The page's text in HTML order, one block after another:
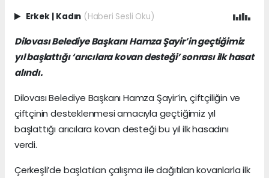
Erkek | Kadın (Haberi Sesli Oku)
Dilovası Belediye Başkanı Hamza Şayir’in geçtiğimiz
yıl başlattığı ‘arıcılara kovan desteği’ sonrası ilk hasat
alındı.
Dilovası Belediye Başkanı Hamza Şayir’in, çiftçiliğin ve
çiftçinin desteklenmesi amacıyla geçtiğimiz yıl
başlattığı arıcılara kovan desteği bu yıl ilk hasadını
verdi.
Çerkeşli’de başlatılan çalışma ile dağıtılan kovanlarla ilk